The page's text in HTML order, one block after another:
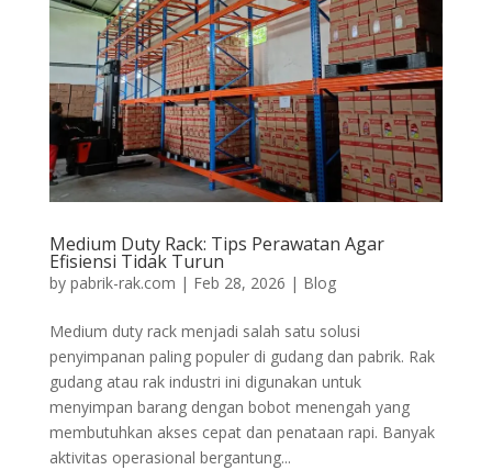
Medium Duty Rack: Tips Perawatan Agar
Efisiensi Tidak Turun
by pabrik-rak.com | Feb 28, 2026 | Blog
Medium duty rack menjadi salah satu solusi
penyimpanan paling populer di gudang dan pabrik. Rak
gudang atau rak industri ini digunakan untuk
menyimpan barang dengan bobot menengah yang
membutuhkan akses cepat dan penataan rapi. Banyak
aktivitas operasional bergantung...